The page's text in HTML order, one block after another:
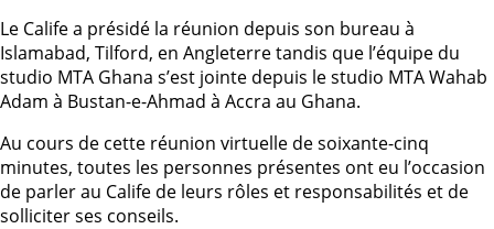
Le Calife a présidé la réunion depuis son bureau à
Islamabad, Tilford, en Angleterre tandis que l’équipe du
studio MTA Ghana s’est jointe depuis le studio MTA Wahab
Adam à Bustan-e-Ahmad à Accra au Ghana.
Au cours de cette réunion virtuelle de soixante-cinq
minutes, toutes les personnes présentes ont eu l’occasion
de parler au Calife de leurs rôles et responsabilités et de
solliciter ses conseils.